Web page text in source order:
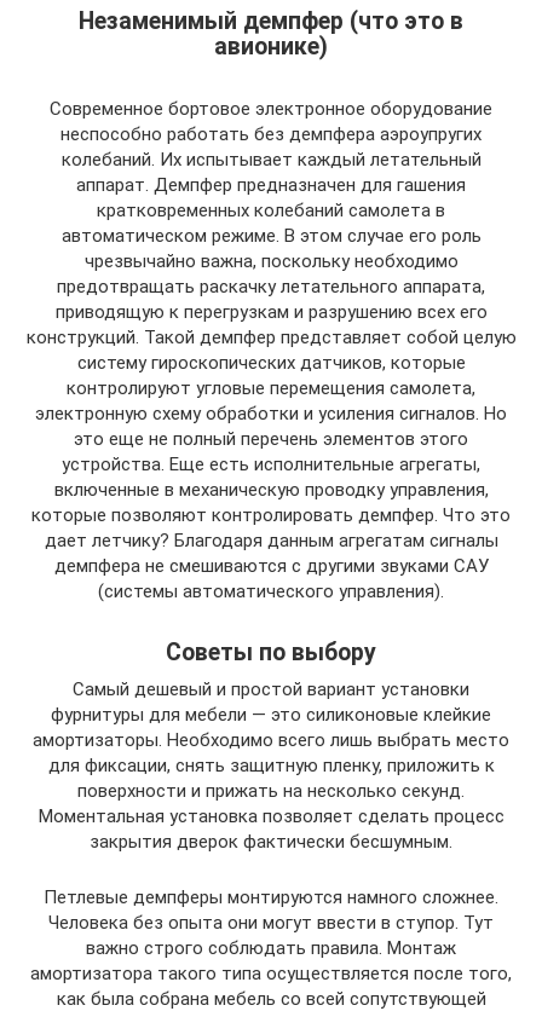
Незаменимый демпфер (что это в
авионике)
Современное бортовое электронное оборудование
неспособно работать без демпфера аэроупругих
колебаний. Их испытывает каждый летательный
аппарат. Демпфер предназначен для гашения
кратковременных колебаний самолета в
автоматическом режиме. В этом случае его роль
чрезвычайно важна, поскольку необходимо
предотвращать раскачку летательного аппарата,
приводящую к перегрузкам и разрушению всех его
конструкций. Такой демпфер представляет собой целую
систему гироскопических датчиков, которые
контролируют угловые перемещения самолета,
электронную схему обработки и усиления сигналов. Но
это еще не полный перечень элементов этого
устройства. Еще есть исполнительные агрегаты,
включенные в механическую проводку управления,
которые позволяют контролировать демпфер. Что это
дает летчику? Благодаря данным агрегатам сигналы
демпфера не смешиваются с другими звуками САУ
(системы автоматического управления).
Советы по выбору
Самый дешевый и простой вариант установки
фурнитуры для мебели — это силиконовые клейкие
амортизаторы. Необходимо всего лишь выбрать место
для фиксации, снять защитную пленку, приложить к
поверхности и прижать на несколько секунд.
Моментальная установка позволяет сделать процесс
закрытия дверок фактически бесшумным.
Петлевые демпферы монтируются намного сложнее.
Человека без опыта они могут ввести в ступор. Тут
важно строго соблюдать правила. Монтаж
амортизатора такого типа осуществляется после того,
как была собрана мебель со всей сопутствующей